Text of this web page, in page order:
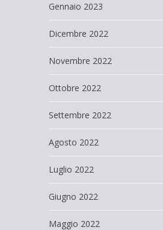
Gennaio 2023
Dicembre 2022
Novembre 2022
Ottobre 2022
Settembre 2022
Agosto 2022
Luglio 2022
Giugno 2022
Maggio 2022